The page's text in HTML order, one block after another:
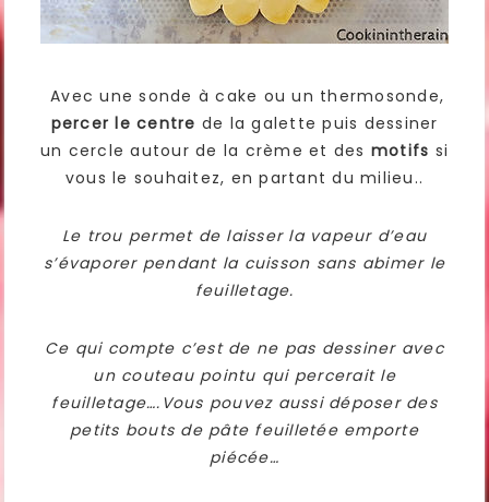
Avec une sonde à cake ou un thermosonde,
percer le centre de la galette puis dessiner
un cercle autour de la crème et des motifs si
vous le souhaitez, en partant du milieu..
Le trou permet de laisser la vapeur d’eau
s’évaporer pendant la cuisson sans abimer le
feuilletage.
Ce qui compte c’est de ne pas dessiner avec
un couteau pointu qui percerait le
feuilletage….Vous pouvez aussi déposer des
petits bouts de pâte feuilletée emporte
piécée…